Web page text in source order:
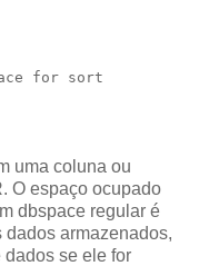
for sort
uma coluna ou
O espaço ocupado
dbspace regular é
armazenados,
dados se ele for